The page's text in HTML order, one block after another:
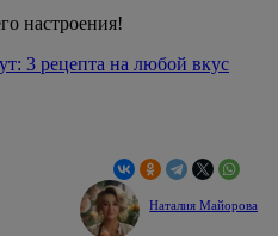
настроения!
3 рецепта на любой вкус
Наталия Майорова